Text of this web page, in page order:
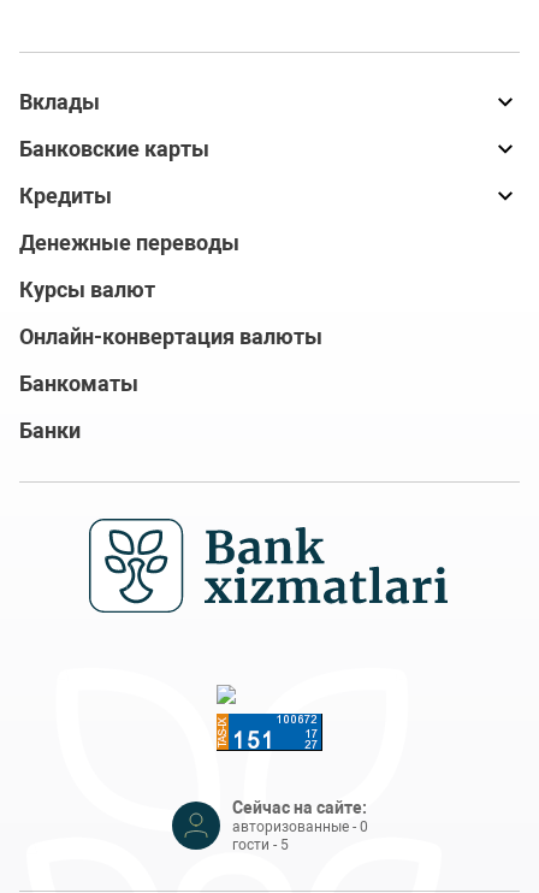
Вклады
Банковские карты
Кредиты
Денежные переводы
Курсы валют
Онлайн-конвертация валюты
Банкоматы
Банки
Сейчас на сайте:
авторизованные - 0
гости - 5